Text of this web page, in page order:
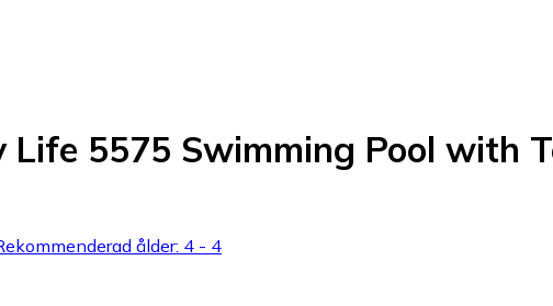
Life 5575 Swimming Pool with
ålder: 4 - 4